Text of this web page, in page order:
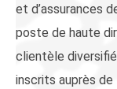
et d’assurances
poste de haute
clientèle
inscrits auprès